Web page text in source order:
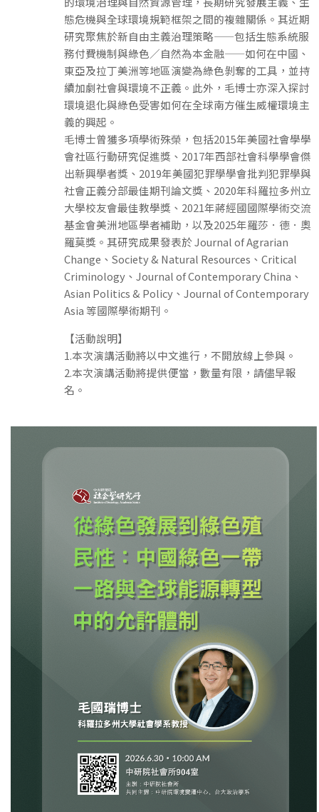
態危機與全球環境規範框架之間的複雜關係。其近期
研究聚焦於新自由主義治理策略——包括生態系統服
務付費機制與綠色／自然為本金融——如何在中國、
東亞及拉丁美洲等地區演變為綠色剝奪的工具，並持
續加劇社會與環境不正義。此外，毛博士亦深入探討
環境退化與綠色受害如何在全球南方催生威權環境主
義的興起。
毛博士曾獲多項學術殊榮，包括2015年美國社會學學
會社區行動研究促進獎、2017年西部社會科學學會傑
出新興學者獎、2019年美國犯罪學學會批判犯罪學與
社會正義分部最佳期刊論文獎、2020年科羅拉多州立
大學校友會最佳教學獎、2021年蔣經國國際學術交流
基金會美洲地區學者補助，以及2025年羅莎．德．奧
羅莫獎。其研究成果發表於 Journal of Agrarian
Change、Society & Natural Resources、Critical
Criminology、Journal of Contemporary China、
Asian Politics & Policy、Journal of Contemporary
Asia 等國際學術期刊。
【活動說明】
1.本次演講活動將以中文進行，不開放線上參與。
2.本次演講活動將提供便當，數量有限，請儘早報
名。